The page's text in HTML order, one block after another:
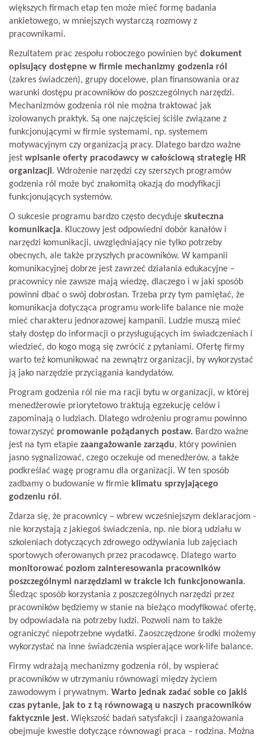
większych firmach etap ten może mieć formę badania
ankietowego, w mniejszych wystarczą rozmowy z
pracownikami.
Rezultatem prac zespołu roboczego powinien być dokument
opisujący dostępne w firmie mechanizmy godzenia ról
(zakres świadczeń), grupy docelowe, plan finansowania oraz
warunki dostępu pracowników do poszczególnych narzędzi.
Mechanizmów godzenia ról nie można traktować jak
izolowanych praktyk. Są one najczęściej ściśle związane z
funkcjonującymi w firmie systemami, np. systemem
motywacyjnym czy organizacją pracy. Dlatego bardzo ważne
jest wpisanie oferty pracodawcy w całościową strategię HR
organizacji. Wdrożenie narzędzi czy szerszych programów
godzenia ról może być znakomitą okazją do modyfikacji
funkcjonujących systemów.
O sukcesie programu bardzo często decyduje skuteczna
komunikacja. Kluczowy jest odpowiedni dobór kanałów i
narzędzi komunikacji, uwzględniający nie tylko potrzeby
obecnych, ale także przyszłych pracowników. W kampanii
komunikacyjnej dobrze jest zawrzeć działania edukacyjne –
pracownicy nie zawsze mają wiedzę, dlaczego i w jaki sposób
powinni dbać o swój dobrostan. Trzeba przy tym pamiętać, że
komunikacja dotycząca programu work-life balance nie może
mieć charakteru jednorazowej kampanii. Ludzie muszą mieć
stały dostęp do informacji o przysługujących im świadczeniach i
wiedzieć, do kogo mogą się zwrócić z pytaniami. Ofertę firmy
warto też komunikować na zewnątrz organizacji, by wykorzystać
ją jako narzędzie przyciągania kandydatów.
Program godzenia ról nie ma racji bytu w organizacji, w której
menedżerowie priorytetowo traktują egzekucję celów i
zapominają o ludziach. Dlatego wdrożeniu programu powinno
towarzyszyć promowanie pożądanych postaw. Bardzo ważne
jest na tym etapie zaangażowanie zarządu, który powinien
jasno sygnalizować, czego oczekuje od menedżerów, a także
podkreślać wagę programu dla organizacji. W ten sposób
zadbamy o budowanie w firmie klimatu sprzyjającego
godzeniu ról .
Zdarza się, że pracownicy – wbrew wcześniejszym deklaracjom -
nie korzystają z jakiegoś świadczenia, np. nie biorą udziału w
szkoleniach dotyczących zdrowego odżywiania lub zajęciach
sportowych oferowanych przez pracodawcę. Dlatego warto
monitorować poziom zainteresowania pracowników
poszczególnymi narzędziami w trakcie ich funkcjonowania.
Śledząc sposób korzystania z poszczególnych narzędzi przez
pracowników będziemy w stanie na bieżąco modyfikować ofertę,
by odpowiadała na potrzeby ludzi. Pozwoli nam to także
ograniczyć niepotrzebne wydatki. Zaoszczędzone środki możemy
wykorzystać na inne świadczenia wspierające work-life balance.
Firmy wdrażają mechanizmy godzenia ról, by wspierać
pracowników w utrzymaniu równowagi między życiem
zawodowym i prywatnym. Warto jednak zadać sobie co jakiś
czas pytanie, jak to z tą równowagą u naszych pracowników
faktycznie jest. Większość badań satysfakcji i zaangażowania
obejmuje kwestie dotyczące równowagi praca – rodzina. Można